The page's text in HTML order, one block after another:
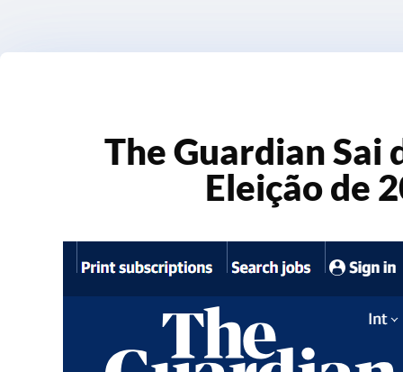
The Guardian Sai
Eleição de